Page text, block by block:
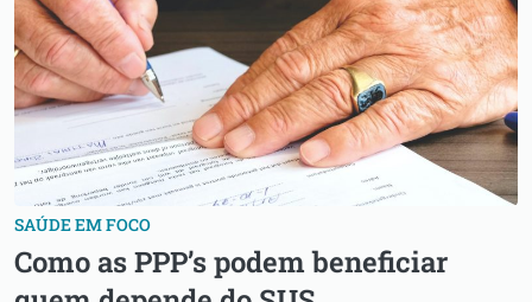
SAÚDE EM FOCO
Como as PPP’s podem beneficiar